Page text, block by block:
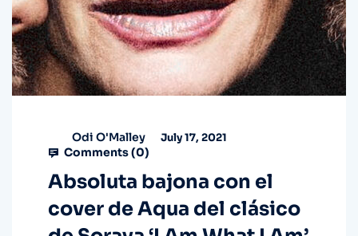
Odi O'Malley July 17, 2021
Comments (0)
Absoluta bajona con el
cover de Aqua del clásico